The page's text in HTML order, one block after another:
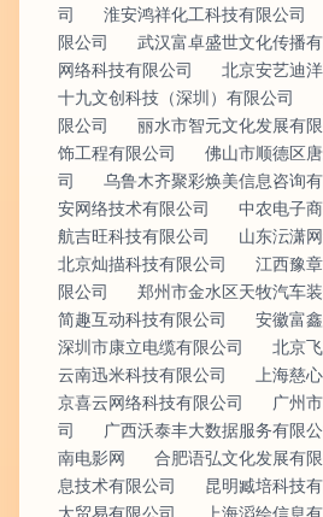
司
淮安鸿祥化工科技有限公司
限公司
武汉富卓盛世文化传播
网络科技有限公司
北京安艺迪
十九文创科技（深圳）有限公司
限公司
丽水市智元文化发展有
饰工程有限公司
佛山市顺德区
司
乌鲁木齐聚彩焕美信息咨询
安网络技术有限公司
中农电子
航吉旺科技有限公司
山东沄潇
北京灿描科技有限公司
江西豫
限公司
郑州市金水区天牧汽车
简趣互动科技有限公司
安徽富
深圳市康立电缆有限公司
北京
云南迅米科技有限公司
上海慈
京喜云网络科技有限公司
广州
司
广西沃泰丰大数据服务有限
南电影网
合肥语弘文化发展有
息技术有限公司
昆明臧培科技
太贸易有限公司
上海滔绘信息